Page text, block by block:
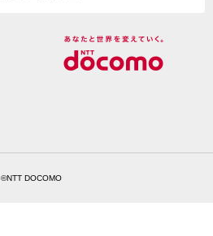
©NTT DOCOMO